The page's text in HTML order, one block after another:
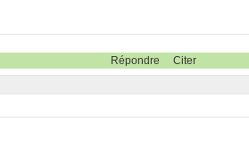
Répondre Citer